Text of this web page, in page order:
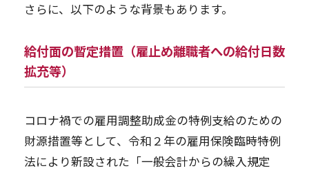
さらに、以下のような背景もあります。
給付面の暫定措置（雇止め離職者への給付日数
拡充等）
コロナ禍での雇用調整助成金の特例支給のための
財源措置等として、令和２年の雇用保険臨時特例
法により新設された「一般会計からの繰入規定